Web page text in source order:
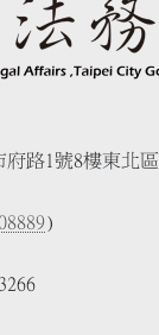
府路1號8樓東北區
)